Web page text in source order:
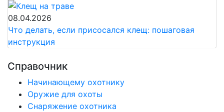
08.04.2026
Что делать, если присосался клещ: пошаговая
инструкция
Справочник
Начинающему охотнику
Оружие для охоты
Снаряжение охотника